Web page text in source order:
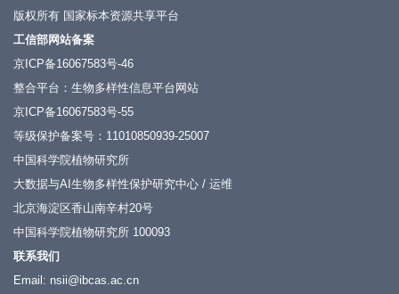
版权所有 国家标本资源共享平台
工信部网站备案
京ICP备16067583号-46
整合平台：生物多样性信息平台网站
京ICP备16067583号-55
等级保护备案号：11010850939-25007
中国科学院植物研究所
大数据与AI生物多样性保护研究中心 / 运维
北京海淀区香山南辛村20号
中国科学院植物研究所 100093
联系我们
Email: nsii@ibcas.ac.cn